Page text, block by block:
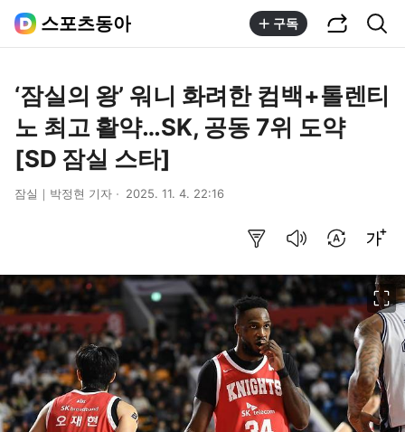
스포츠동아 구독
‘잠실의 왕’ 워니 화려한 컴백+톨렌티
노 최고 활약…SK, 공동 7위 도약
[SD 잠실 스타]
잠실｜박정현 기자 2025. 11. 4. 22:16